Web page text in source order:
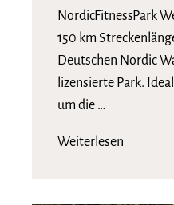
NordicFitnessPark
150 km
Deutschen Nordic
lizensierte Park.
um die …
Weiterlesen